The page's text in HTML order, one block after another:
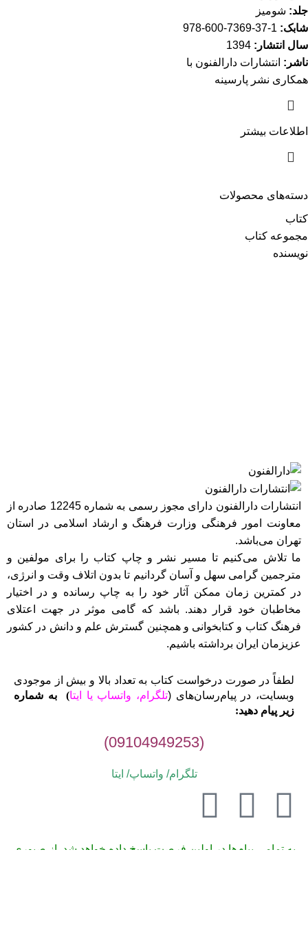
دسته‌های محصولات
کتاب
مجموعه کتاب
نویسنده
جلد: شومیز
شابک:
سال انتشار:
ناشر: انتشارات دارالفنون با
همکاری نشر پارسینه
اطلاعات بیشتر
انتشارات دارالفنون دارای مجوز رسمی به شماره 12245 صادره از
معاونت امور فرهنگی وزارت فرهنگ و ارشاد اسلامی در استان
تهران می‌باشد.
ما تلاش می‌کنیم تا مسیر نشر و چاپ کتاب را برای مولفین و
مترجمین گرامی سهل و آسان گردانیم تا بدون اتلاف وقت و انرژی،
در کمترین زمان ممکن آثار خود را به چاپ رسانده و در اختیار
مخاطبان خود قرار دهند. باشد که گامی موثر در جهت اعتلای
فرهنگ کتاب و کتابخوانی و همچنین گسترش علم و دانش در کشور
عزیزمان ایران برداشته باشیم.
لطفاً در صورت درخواست کتاب به تعداد بالا و بیش از موجودی
وبسایت، در پیام‌رسان‌های (تلگرام، واتساپ یا ایتا)
به شماره
زیر پیام دهید:
(09104949253)
تلگرام/ واتساپ/ ایتا
به تمامی پیام‌ها در اولین فرصت پاسخ داده خواهد شد. از صبوری